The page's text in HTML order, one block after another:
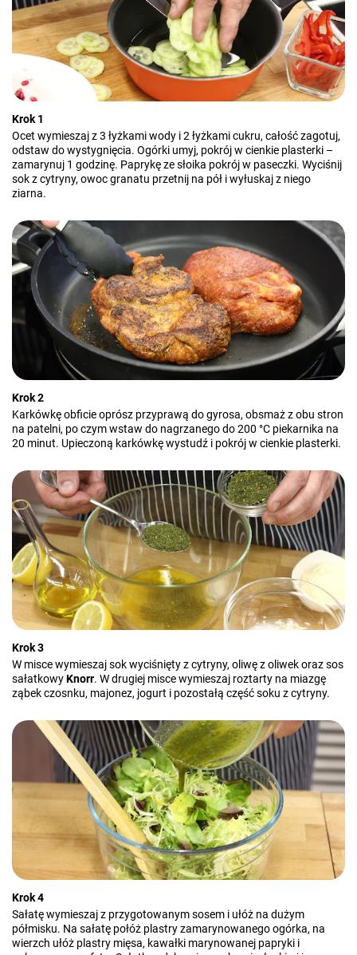
Krok 1
Ocet wymieszaj z 3 łyżkami wody i 2 łyżkami cukru, całość zagotuj,
odstaw do wystygnięcia. Ogórki umyj, pokrój w cienkie plasterki –
zamarynuj 1 godzinę. Paprykę ze słoika pokrój w paseczki. Wyciśnij
sok z cytryny, owoc granatu przetnij na pół i wyłuskaj z niego
ziarna.
Krok 2
Karkówkę obficie oprósz przyprawą do gyrosa, obsmaż z obu stron
na patelni, po czym wstaw do nagrzanego do 200 °C piekarnika na
20 minut. Upieczoną karkówkę wystudź i pokrój w cienkie plasterki.
Krok 3
W misce wymieszaj sok wyciśnięty z cytryny, oliwę z oliwek oraz sos
sałatkowyKnorr. W drugiej misce wymieszaj roztarty na miazgę
ząbek czosnku, majonez, jogurt i pozostałą część soku z cytryny.
Krok 4
Sałatę wymieszaj z przygotowanym sosem i ułóż na dużym
półmisku. Na sałatę połóż plastry zamarynowanego ogórka, na
wierzch ułóż plastry mięsa, kawałki marynowanej papryki i